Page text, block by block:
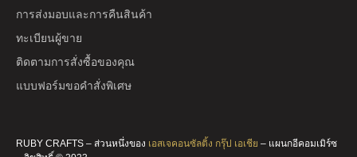
การส่งมอบและการคืนสินค้า
ทะเบียนผู้ขาย
ติดตามการสั่งซื้อของคุณ
แบบฟอร์มขอคำสั่งพิเศษ
RUBY CRAFTS – ส่วนหนึ่งของ เอสเจคอนซัลติ้ง กรุ๊ป เอเชีย – แผนกอีคอมเมิร์ซ